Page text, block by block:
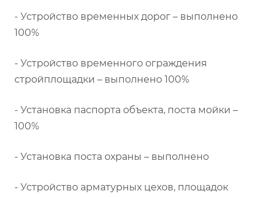
- Устройство временных дорог – выполнено
100%
- Устройство временного ограждения
стройплощадки – выполнено 100%
- Установка паспорта объекта, поста мойки –
100%
- Установка поста охраны – выполнено
- Устройство арматурных цехов, площадок